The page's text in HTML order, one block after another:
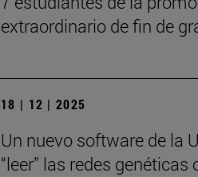
extraordinario de fin de
18 | 12 | 2025
Un nuevo software de la
“leer” las redes